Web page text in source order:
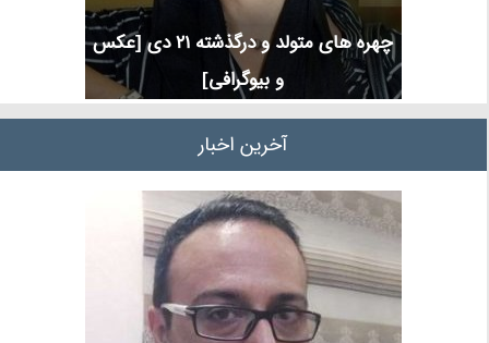
چهره های متولد و درگذشته 21 دی [عکس
و بیوگرافی]
آخرین اخبار